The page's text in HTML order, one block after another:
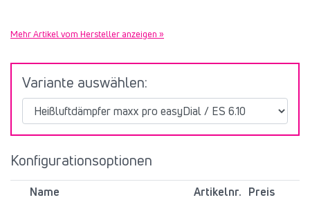
Mehr Artikel vom Hersteller anzeigen »
Variante auswählen:
Konfigurationsoptionen
Name Artikelnr. Preis